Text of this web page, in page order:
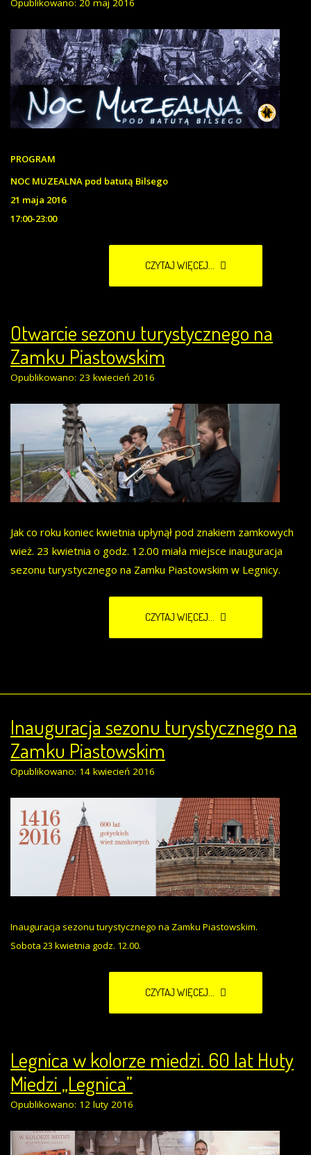
Opublikowano: 20 maj 2016
PROGRAM
NOC MUZEALNA pod batutą Bilsego
21 maja 2016
17:00-23:00
CZYTAJ WIĘCEJ...
Otwarcie sezonu turystycznego na
Zamku Piastowskim
Opublikowano: 23 kwiecień 2016
Jak co roku koniec kwietnia upłynął pod znakiem zamkowych
wież. 23 kwietnia o godz. 12.00 miała miejsce inauguracja
sezonu turystycznego na Zamku Piastowskim w Legnicy.
CZYTAJ WIĘCEJ...
Inauguracja sezonu turystycznego na
Zamku Piastowskim
Opublikowano: 14 kwiecień 2016
Inauguracja sezonu turystycznego na Zamku Piastowskim.
Sobota 23 kwietnia godz. 12.00.
CZYTAJ WIĘCEJ...
Legnica w kolorze miedzi. 60 lat Huty
Miedzi „Legnica”
Opublikowano: 12 luty 2016